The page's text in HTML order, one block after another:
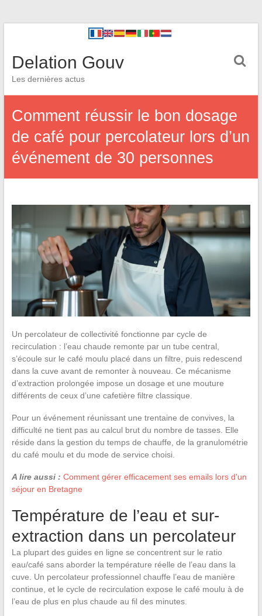
Delation Gouv
Les dernières actus
Comment réussir le bon dosage
de café pour percolateur lors d’un
événement de 30 personnes
Un percolateur de collectivité fonctionne par cycle de
recirculation : l’eau chaude remonte par un tube central,
s’écoule sur le café moulu placé dans un filtre, puis redescend
dans la cuve avant de remonter à nouveau. Ce mécanisme
d’extraction prolongée impose un dosage et une mouture
différents de ceux d’une cafetière filtre classique.
Pour un événement réunissant une trentaine de convives, la
difficulté ne tient pas au calcul brut du nombre de tasses. Elle
réside dans la gestion du temps de chauffe, de la granulométrie
du café moulu et du mode de service choisi.
A lire aussi : Comment gérer efficacement ses emails lors d'un
séjour en Bretagne
Température de l’eau et sur-
extraction dans un percolateur
La plupart des guides en ligne se concentrent sur le ratio
eau/café sans aborder la température réelle de l’eau dans la
cuve. Un percolateur professionnel chauffe l’eau de manière
continue, et le cycle de recirculation expose le café moulu à de
l’eau de plus en plus chaude au fil des minutes.